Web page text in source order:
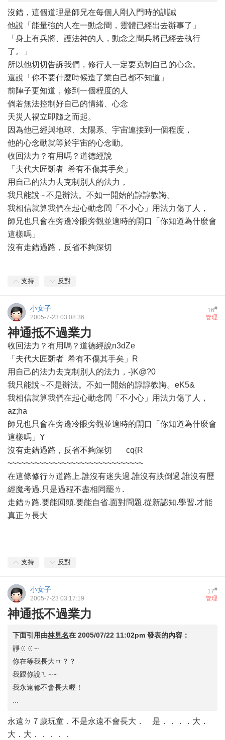
沒錯，這個道理是師兄在每個人剛入門時的訓誡
他說「能量強的人在一動念間，靈體已經出去辦事了」
「身上有兵將、護法神的人，動念之間兵將已經去執行
了。」
所以他切切告訴我們，修行人一定要克制自己的心念。
還說「你不要什麼時候造了業自己都不知道」
前陣子更知道，修到一個程度的人
倘若無法控制好自己的情緒、心念
天災人禍立即隨之而起。
因為他已經與地球、太陽系、宇宙連接到一個程度，
他的心念動就等於宇宙的心念動。
收回法力？有用嗎？道德經說
「夫代大匠斲者 希有不傷其手矣」
用自己的法力去克制別人的法力，
我只能說∼不是辦法。不如一開始的諄諄教誨。
我相信就算我們在起心動念間「不小心」用法力傷了人，
師兄也只會在旁邊冷眼旁觀並適時的開口「你知道為什麼會
這樣嗎」
沒有走錯過路，反省不夠深切
支持 反對
16#
小女子
管理
2005-7-23 03:08:36
神通抵不過業力
收回法力？有用嗎？道德經說n3dZe
「夫代大匠斲者 希有不傷其手矣」R
用自己的法力去克制別人的法力，-}K@?0
我只能說∼不是辦法。不如一開始的諄諄教誨。eK5&
我相信就算我們在起心動念間「不小心」用法力傷了人，
az;ha
師兄也只會在旁邊冷眼旁觀並適時的開口「你知道為什麼會
這樣嗎」Y
沒有走錯過路，反省不夠深切 cq{R
~~~~~~~~~~~~~~~~~~~~~~~~~~~~~~
在這條修行ㄉ道路上.誰沒有迷失過.誰沒有跌倒過.誰沒有歷
經魔考過.只是過程不盡相同罷ㄌ.
走錯ㄌ路.要能回頭.要能自省.面對問題.從新認知.學習.才能
真正ㄉ長大
支持 反對
17#
小女子
管理
2005-7-23 03:17:19
神通抵不過業力
下面引用由林見名在 2005/07/22 11:02pm 發表的內容：
靜ㄍㄍ∼
你在等我長大ㄇ？？
我跟你說ㄟ∼∼
我永遠都不會長大喔！
永遠ㄉ７歲玩童．不是永遠不會長大． 是．．．．大．
大．大．．．．．